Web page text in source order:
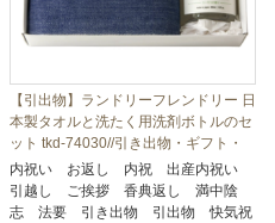
【引出物】ランドリーフレンドリー 日
本製タオルと洗たく用洗剤ボトルのセ
ット tkd-74030//引き出物・ギフト・
内祝い・お中元・お歳暮等に
内祝い お返し 内祝 出産内祝い
引越し ご挨拶 香典返し 満中陰
志 法要 引き出物 引出物 快気祝